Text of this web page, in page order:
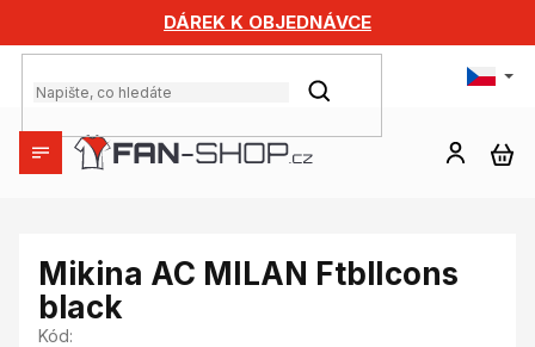
obsah
DÁREK K OBJEDNÁVCE
HLEDAT
Mikina AC MILAN FtblIcons
black
Kód: